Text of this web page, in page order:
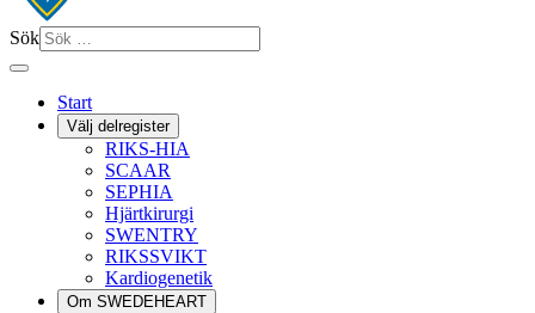
Sök
Start
Välj delregister
RIKS-HIA
SCAAR
SEPHIA
Hjärtkirurgi
SWENTRY
RIKSSVIKT
Kardiogenetik
Om SWEDEHEART